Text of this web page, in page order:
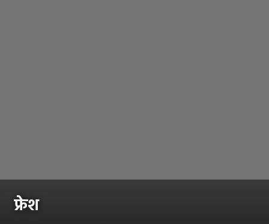
फ्रेश